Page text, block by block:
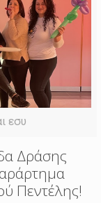
εσυ
Δράσης
Πεντέλης!